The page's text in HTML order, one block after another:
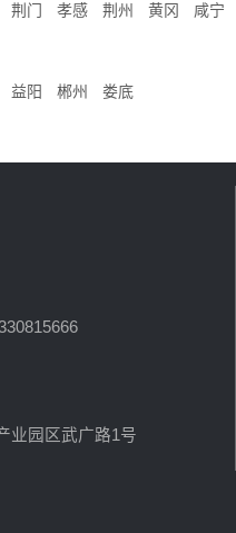
荆门 孝感 荆州 黄冈 咸宁
益阳 郴州 娄底
业园区武广路1号